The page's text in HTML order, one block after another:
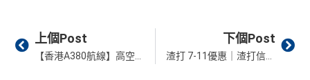
Prev
上個Post 下個Post
渣打 7-11優惠｜渣打信用卡特選客戶7-11消費滿HK$50回HK$20！最高賺HK$60現金回贈！